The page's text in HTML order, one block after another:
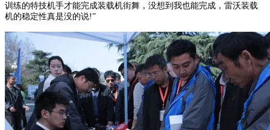
训练的特技机手才能完成装载机街舞，没想到我也能完成，雷沃装载
机的稳定性真是没的说!”